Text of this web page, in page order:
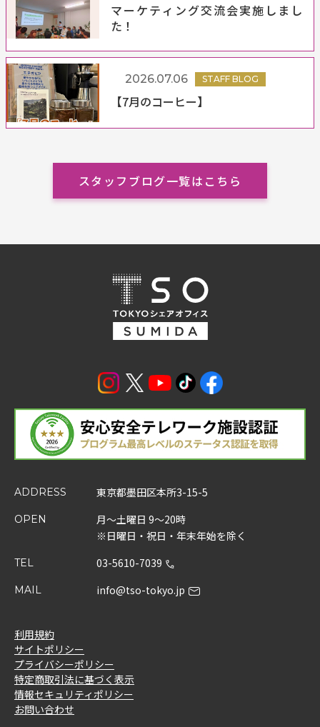
マーケティング交流会実施しまし
た！
【7月のコーヒー】
2026.07.06 STAFF BLOG
スタッフブログ一覧はこちら
ADDRESS 東京都墨田区本所3-15-5
OPEN
月～土曜日 9～20時
※日曜日・祝日・年末年始を除く
TEL 03-5610-7039
MAIL info@tso-tokyo.jp
利用規約
サイトポリシー
プライバシーポリシー
特定商取引法に基づく表示
情報セキュリティポリシー
お問い合わせ